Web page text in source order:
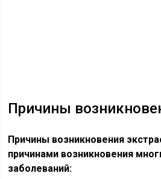
Причины
Причины возникновения
причинами возникновения
заболеваний: